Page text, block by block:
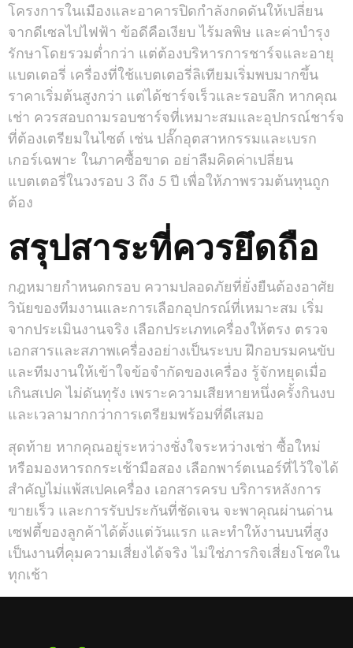
โครงการในเมืองและอาคารปิดกำลังกดดันให้เปลี่ยน
จากดีเซลไปไฟฟ้า ข้อดีคือเงียบ ไร้มลพิษ และค่าบำรุง
รักษาโดยรวมต่ำกว่า แต่ต้องบริหารการชาร์จและอายุ
แบตเตอรี่ เครื่องที่ใช้แบตเตอรี่ลิเทียมเริ่มพบมากขึ้น
ราคาเริ่มต้นสูงกว่า แต่ได้ชาร์จเร็วและรอบลึก หากคุณ
เช่า ควรสอบถามรอบชาร์จที่เหมาะสมและอุปกรณ์ชาร์จ
ที่ต้องเตรียมในไซต์ เช่น ปลั๊กอุตสาหกรรมและเบรก
เกอร์เฉพาะ ในภาคซื้อขาด อย่าลืมคิดค่าเปลี่ยน
แบตเตอรี่ในวงรอบ 3 ถึง 5 ปี เพื่อให้ภาพรวมต้นทุนถูก
ต้อง
สรุปสาระที่ควรยึดถือ
กฎหมายกำหนดกรอบ ความปลอดภัยที่ยั่งยืนต้องอาศัย
วินัยของทีมงานและการเลือกอุปกรณ์ที่เหมาะสม เริ่ม
จากประเมินงานจริง เลือกประเภทเครื่องให้ตรง ตรวจ
เอกสารและสภาพเครื่องอย่างเป็นระบบ ฝึกอบรมคนขับ
และทีมงานให้เข้าใจข้อจำกัดของเครื่อง รู้จักหยุดเมื่อ
เกินสเปค ไม่ดันทุรัง เพราะความเสียหายหนึ่งครั้งกินงบ
และเวลามากกว่าการเตรียมพร้อมที่ดีเสมอ
สุดท้าย หากคุณอยู่ระหว่างชั่งใจระหว่างเช่า ซื้อใหม่
หรือมองหารถกระเช้ามือสอง เลือกพาร์ตเนอร์ที่ไว้ใจได้
สำคัญไม่แพ้สเปคเครื่อง เอกสารครบ บริการหลังการ
ขายเร็ว และการรับประกันที่ชัดเจน จะพาคุณผ่านด่าน
เซฟตี้ของลูกค้าได้ตั้งแต่วันแรก และทำให้งานบนที่สูง
เป็นงานที่คุมความเสี่ยงได้จริง ไม่ใช่ภารกิจเสี่ยงโชคใน
ทุกเช้า